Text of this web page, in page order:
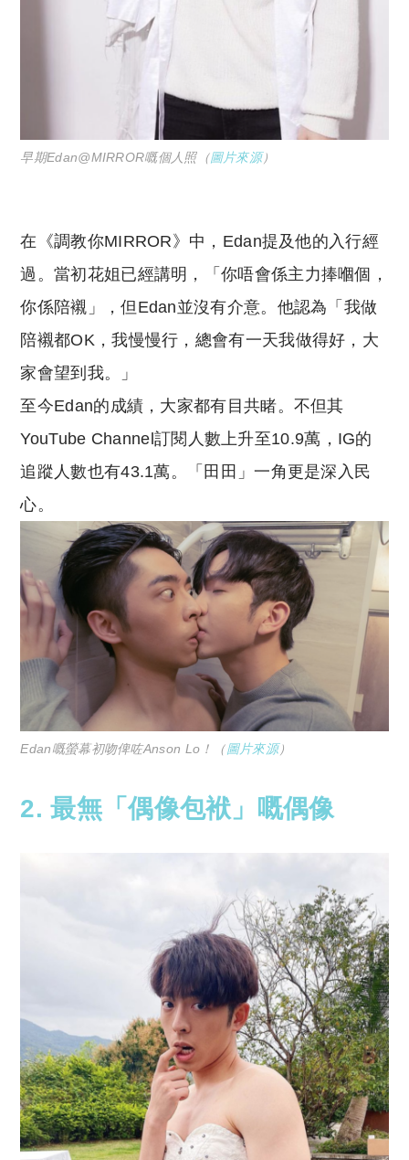
早期Edan@MIRROR嘅個人照（圖片來源）
在《調教你MIRROR》中，Edan提及他的入行經
過。當初花姐已經講明，「你唔會係主力捧嗰個，
你係陪襯」，但Edan並沒有介意。他認為「我做
陪襯都OK，我慢慢行，總會有一天我做得好，大
家會望到我。」
至今Edan的成績，大家都有目共睹。不但其
YouTube Channel訂閱人數上升至10.9萬，IG的
追蹤人數也有43.1萬。「田田」一角更是深入民
心。
Edan嘅螢幕初吻俾咗Anson Lo！（圖片來源）
2. 最無「偶像包袱」嘅偶像